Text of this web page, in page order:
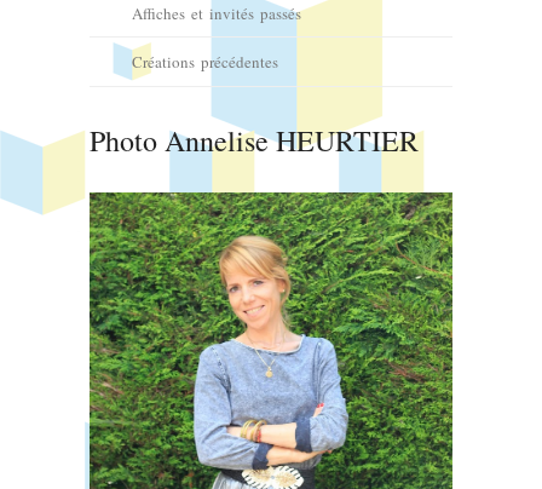
Affiches et invités passés
Créations précédentes
Photo Annelise HEURTIER